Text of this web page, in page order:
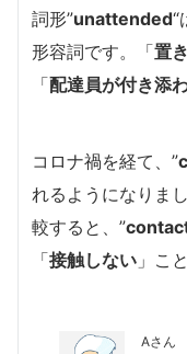
詞形”unattended“
形容詞です。「置
「配達員が付き添
コロナ禍を経て、”
れるようになりま
較すると、”
「接触しない 」こ
Aさん